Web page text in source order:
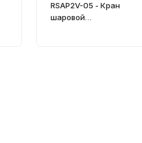
RSAP2V-05 - Кран
шаровой